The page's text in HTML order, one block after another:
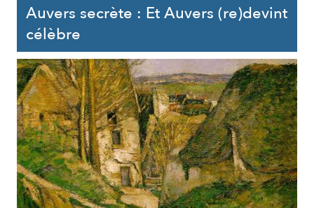
Auvers secrète : Et Auvers (re)devint
célèbre